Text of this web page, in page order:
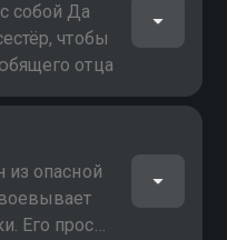
он
отцовство
собой Да
чтобы
отца
из опасной
Его просят